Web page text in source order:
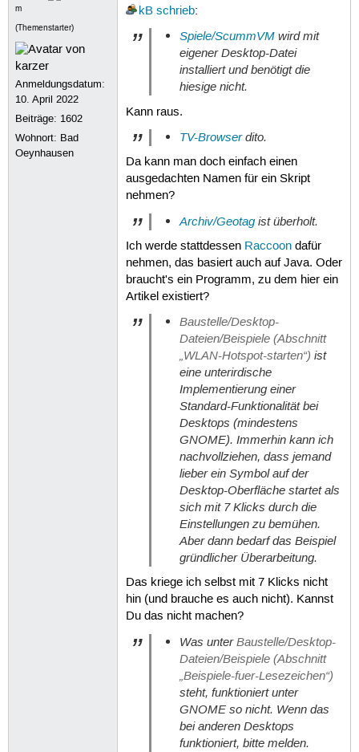
m
(Themenstarter)
Anmeldungsdatum:
10. April 2022
Beiträge: 1602
Wohnort: Bad
Oeynhausen
kB schrieb:
Spiele/ScummVM wird mit
eigener Desktop-Datei
installiert und benötigt die
hiesige nicht.
Kann raus.
TV-Browserdito.
Da kann man doch einfach einen
ausgedachten Namen für ein Skript
nehmen?
Archiv/Geotag ist überholt.
Ich werde stattdessen Raccoondafür
nehmen, das basiert auch auf Java. Oder
braucht's ein Programm, zu dem hier ein
Artikel existiert?
Baustelle/Desktop-
Dateien/Beispiele (Abschnitt
„WLAN-Hotspot-starten“) ist
eine unterirdische
Implementierung einer
Standard-Funktionalität bei
Desktops (mindestens
GNOME). Immerhin kann ich
nachvollziehen, dass jemand
lieber ein Symbol auf der
Desktop-Oberfläche startet als
sich mit 7 Klicks durch die
Einstellungen zu bemühen.
Aber dann bedarf das Beispiel
gründlicher Überarbeitung.
Das kriege ich selbst mit 7 Klicks nicht
hin (und brauche es auch nicht). Kannst
Du das nicht machen?
Was unterBaustelle/Desktop-
Dateien/Beispiele (Abschnitt
„Beispiele-fuer-Lesezeichen“)
steht, funktioniert unter
GNOME so nicht. Wenn das
bei anderen Desktops
funktioniert, bitte melden.